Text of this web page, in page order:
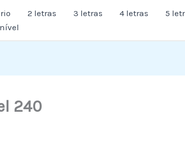
2 letras 3 letras 4 letras 5
240